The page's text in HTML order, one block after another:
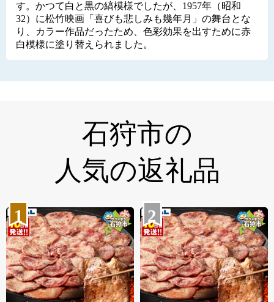
す。かつて白と黒の縞模様でしたが、1957年（昭和
32）に松竹映画「喜びも悲しみも幾年月」の舞台とな
り、カラー作品だったため、色彩効果を出すために赤
白模様に塗り替えられました。
石狩市の
人気の返礼品
1 2